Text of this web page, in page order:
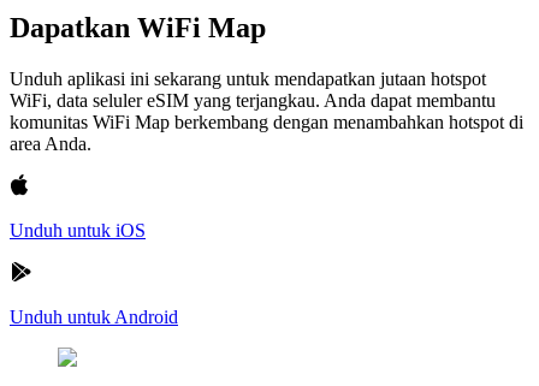
Dapatkan WiFi Map
Unduh aplikasi ini sekarang untuk mendapatkan jutaan hotspot
WiFi, data seluler eSIM yang terjangkau. Anda dapat membantu
komunitas WiFi Map berkembang dengan menambahkan hotspot di
area Anda.
Unduh untuk iOS
Unduh untuk Android